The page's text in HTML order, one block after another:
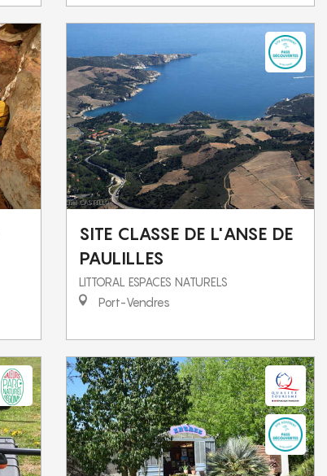
SITE CLASSE DE L'ANSE DE
PAULILLES
LITTORAL ESPACES NATURELS
Port-Vendres